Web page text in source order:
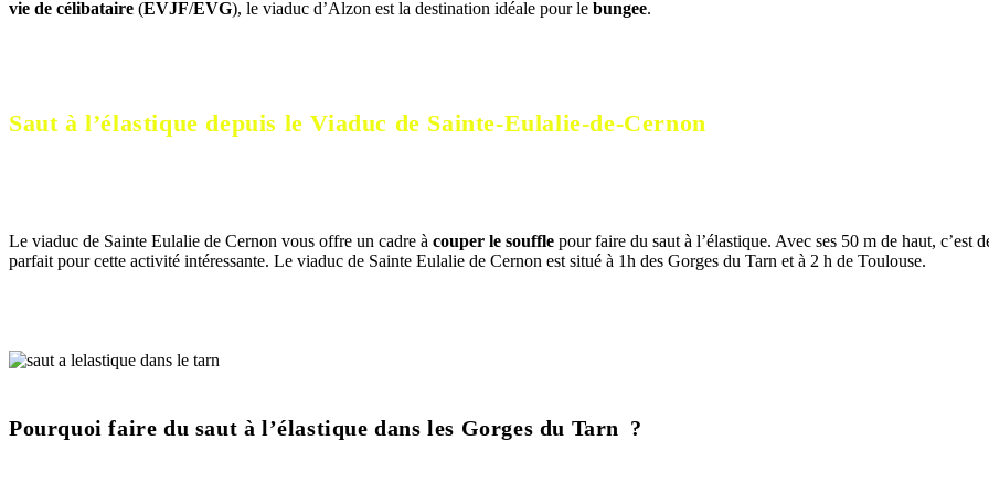
vie de célibataire (EVJF/EVG), le viaduc d’Alzon est la destination idéale pour le bungee.
Saut à l’élastique depuis le Viaduc de Sainte-Eulalie-de-Cernon
Le viaduc de Sainte Eulalie de Cernon vous offre un cadre à couper le souffle pour faire du saut à l’élastique. Avec ses 50 m de haut, c’est
parfait pour cette activité intéressante. Le viaduc de Sainte Eulalie de Cernon est situé à 1h des Gorges du Tarn et à 2 h de Toulouse.
Pourquoi faire du saut à l’élastique dans les Gorges du Tarn ?